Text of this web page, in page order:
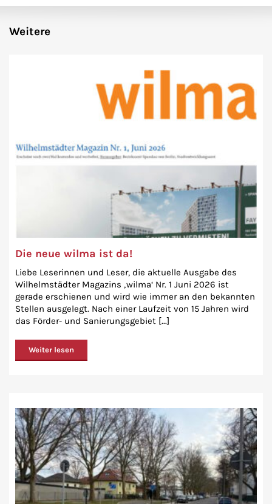
Weitere
Die neue wilma ist da!
Liebe Leserinnen und Leser, die aktuelle Ausgabe des
Wilhelmstädter Magazins ‚wilma‘ Nr. 1 Juni 2026 ist
gerade erschienen und wird wie immer an den bekannten
Stellen ausgelegt. Nach einer Laufzeit von 15 Jahren wird
das Förder- und Sanierungsgebiet [...]
Weiter lesen